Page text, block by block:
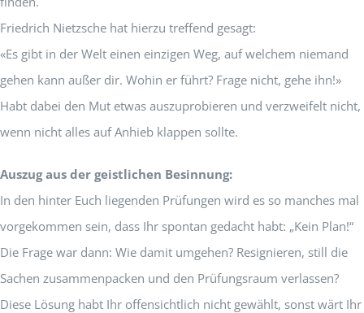
Friedrich Nietzsche hat hierzu treffend gesagt:
«Es gibt in der Welt einen einzigen Weg, auf welchem niemand
gehen kann außer dir. Wohin er führt? Frage nicht, gehe ihn!»
Habt dabei den Mut etwas auszuprobieren und verzweifelt nicht,
wenn nicht alles auf Anhieb klappen sollte.
Auszug aus der geistlichen Besinnung:
In den hinter Euch liegenden Prüfungen wird es so manches mal
vorgekommen sein, dass Ihr spontan gedacht habt: „Kein Plan!“
Die Frage war dann: Wie damit umgehen? Resignieren, still die
Sachen zusammenpacken und den Prüfungsraum verlassen?
Diese Lösung habt Ihr offensichtlich nicht gewählt, sonst wärt Ihr